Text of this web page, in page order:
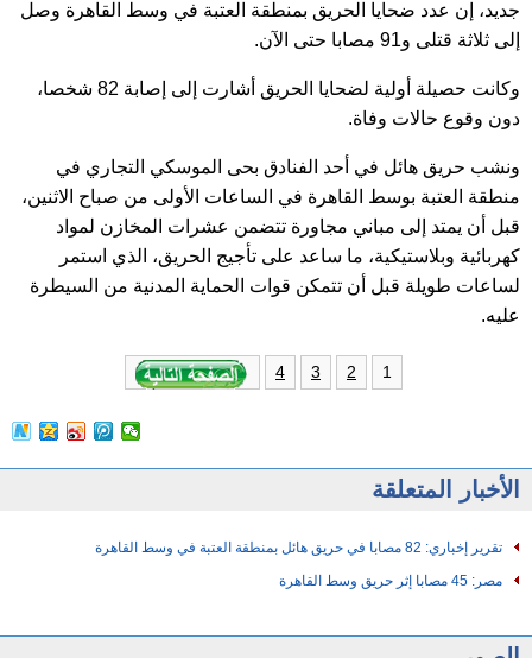
جديد، إن عدد ضحايا الحريق بمنطقة العتبة في وسط القاهرة وصل
إلى ثلاثة قتلى و91 مصابا حتى الآن.
وكانت حصيلة أولية لضحايا الحريق أشارت إلى إصابة 82 شخصا،
دون وقوع حالات وفاة.
ونشب حريق هائل في أحد الفنادق بحى الموسكي التجاري في
منطقة العتبة بوسط القاهرة في الساعات الأولى من صباح الاثنين،
قبل أن يمتد إلى مباني مجاورة تتضمن عشرات المخازن لمواد
كهربائية وبلاستيكية، ما ساعد على تأجيج الحريق، الذي استمر
لساعات طويلة قبل أن تتمكن قوات الحماية المدنية من السيطرة
عليه.
1
2
3
4
الأخبار المتعلقة
تقرير إخباري: 82 مصابا في حريق هائل بمنطقة العتبة في وسط القاهرة
مصر: 45 مصابا إثر حريق وسط القاهرة